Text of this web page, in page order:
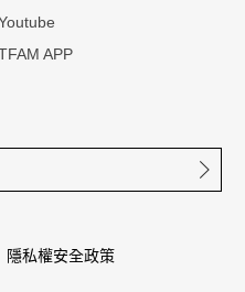
APP
確定
隱私權安全政策